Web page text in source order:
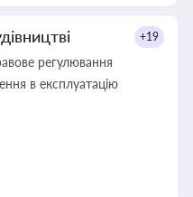
+19
регулювання
в експлуатацію